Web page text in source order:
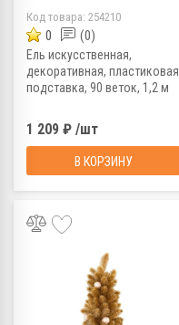
Код товара: 254210
0 (0)
Ель искусственная,
декоративная, пластиковая
подставка, 90 веток, 1,2 м
1 209 ₽ /шт
В КОРЗИНУ